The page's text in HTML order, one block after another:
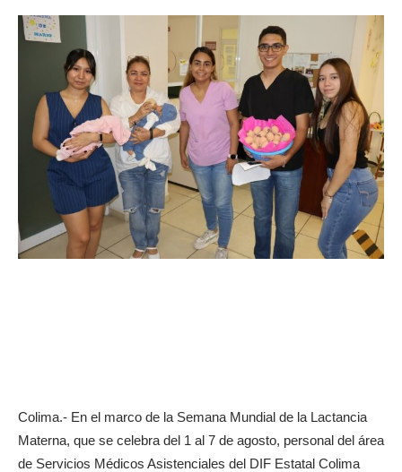
Colima.- En el marco de la Semana Mundial de la Lactancia
Materna, que se celebra del 1 al 7 de agosto, personal del área
de Servicios Médicos Asistenciales del DIF Estatal Colima